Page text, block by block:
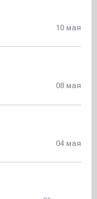
10 мая
08 мая
04 мая